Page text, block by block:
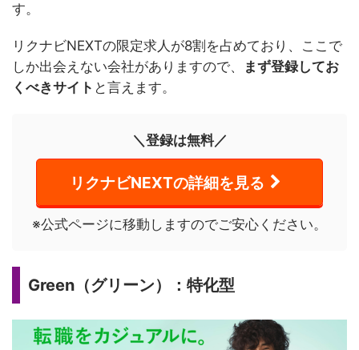
す。
リクナビNEXTの限定求人が8割を占めており、ここで
しか出会えない会社がありますので、
まず登録してお
くべきサイト と言えます。
＼登録は無料／
リクナビNEXTの詳細を見る
※公式ページに移動しますのでご安心ください。
Green（グリーン）：特化型